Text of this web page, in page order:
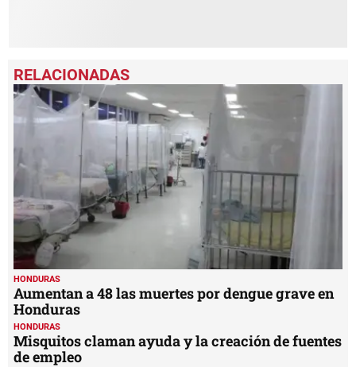
HONDURAS
Aumentan a 48 las muertes por dengue grave en
Honduras
HONDURAS
Misquitos claman ayuda y la creación de fuentes
de empleo